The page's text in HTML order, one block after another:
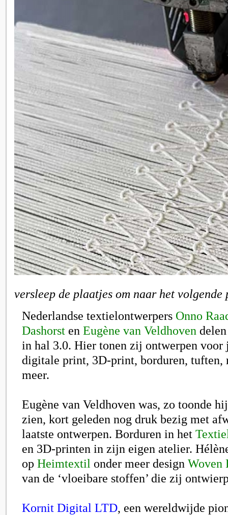
versleep de plaatjes om naar het
Nederlandse textielontwerpers Onno
Dashorst en Eugène van Veldhoven
in hal 3.0. Hier tonen zij ontwerpen voor
digitale print, 3D-print, borduren, tuften,
meer.
Eugène van Veldhoven was, zo toonde
zien, kort geleden nog druk bezig met
laatste ontwerpen. Borduren in het
en 3D-printen in zijn eigen atelier.
op Heimtextil onder meer design Woven
van de ‘vloeibare stoffen’ die zij
Kornit Digital LTD, een wereldwijde